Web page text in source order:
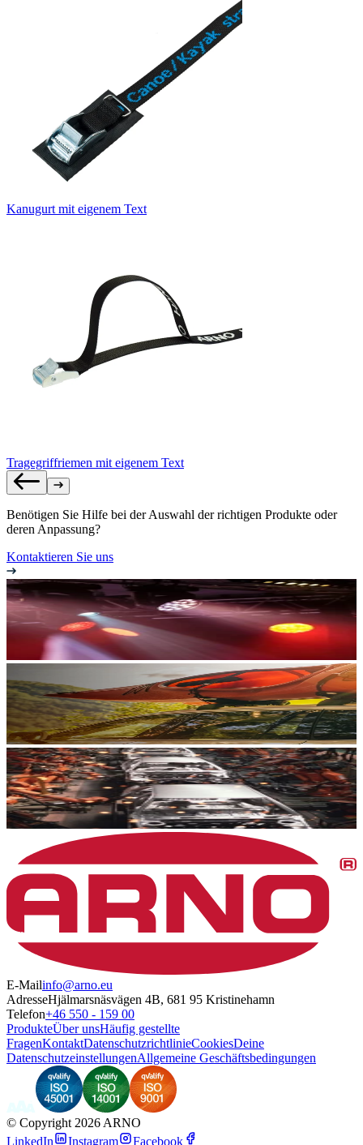
Kanugurt mit eigenem Text
Tragegriffriemen mit eigenem Text
Benötigen Sie Hilfe bei der Auswahl der richtigen Produkte oder
deren Anpassung?
Kontaktieren Sie uns
E-Mailinfo@arno.eu
AdresseHjälmarsnäsvägen 4B, 681 95 Kristinehamn
Telefon+46 550 - 159 00
ProdukteÜber unsHäufig gestellte
FragenKontaktDatenschutzrichtlinieCookiesDeine
DatenschutzeinstellungenAllgemeine Geschäftsbedingungen
© Copyright 2026 ARNO
LinkedIn
Instagram Facebook